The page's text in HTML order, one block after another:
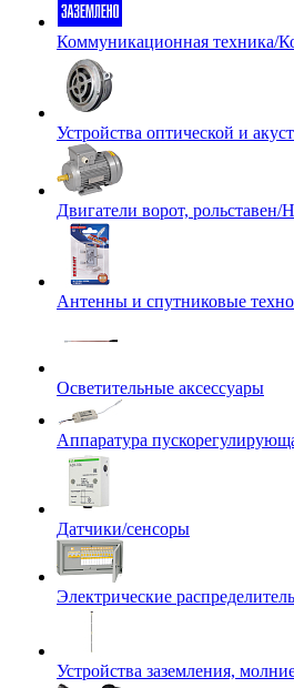
Коммуникационная техника/
Устройства оптической и
Двигатели ворот,
Антенны и спутниковые
Осветительные аксессуары
Аппаратура
Датчики/сенсоры
Электрические
Устройства заземления,